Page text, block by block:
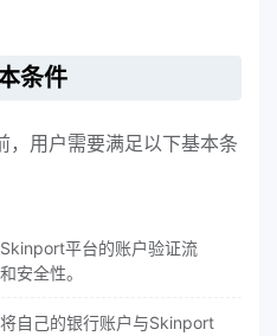
条件
用户需要满足以下基本条
平台的账户验证流
安全性。
自己的银行账户与Skinport